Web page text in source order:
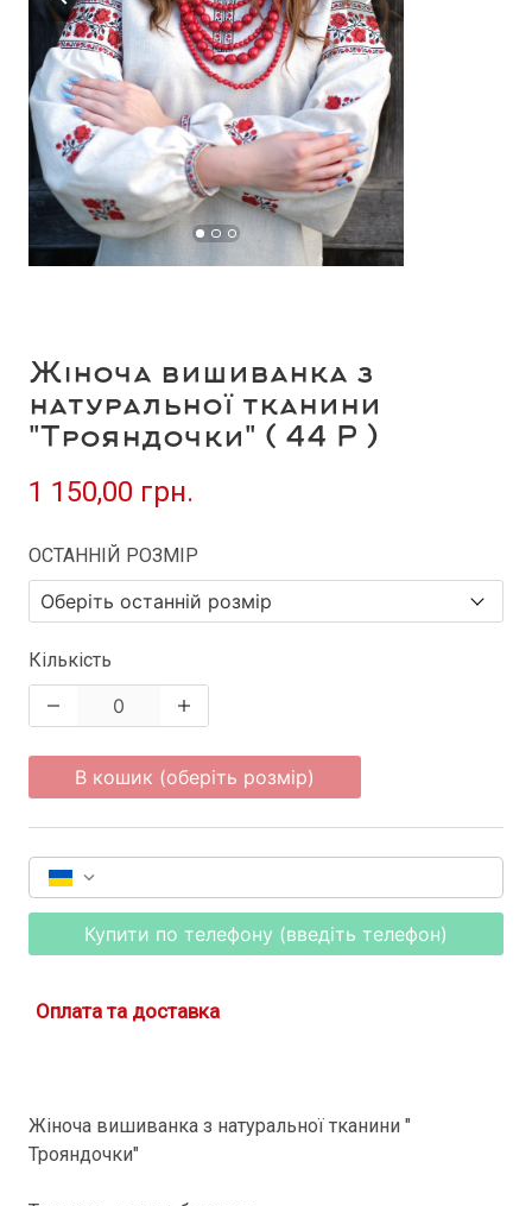
Жіноча вишиванка з
натуральної тканини
"Трояндочки" ( 44 Р )
1 150,00 грн.
ОСТАННІЙ РОЗМІР
Кількість
В кошик (оберіть розмір)
Купити по телефону (введіть телефон)
Оплата та доставка
Жіноча вишиванка з натуральної тканини "
Трояндочки"